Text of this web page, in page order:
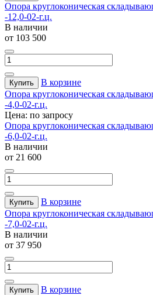
Опора круглоконическая
-12,0-02-г.ц.
В наличии
от 103 500
Купить
В корзине
Опора круглоконическая
-4,0-02-г.ц.
Цена: по запросу
Опора круглоконическая
-6,0-02-г.ц.
В наличии
от 21 600
Купить
В корзине
Опора круглоконическая
-7,0-02-г.ц.
В наличии
от 37 950
Купить
В корзине